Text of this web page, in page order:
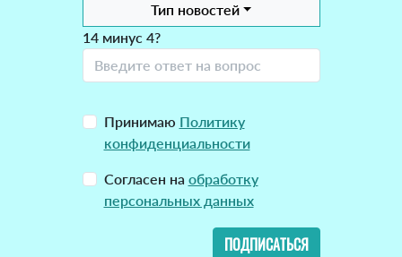
Тип новостей
14 минус 4?
Принимаю Политику
конфиденциальности
Согласен на обработку
персональных данных
ПОДПИСАТЬСЯ